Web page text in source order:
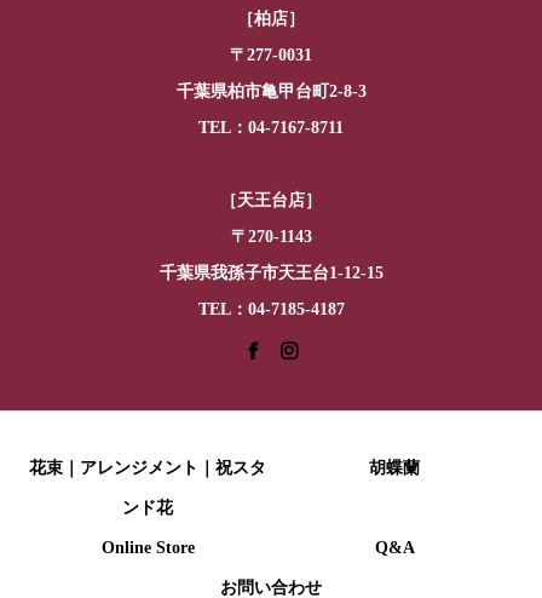
［柏店］
〒277-0031
千葉県柏市亀甲台町2-8-3
TEL：04-7167-8711
［天王台店］
〒270-1143
千葉県我孫子市天王台1-12-15
TEL：04-7185-4187
花束｜アレンジメント｜祝スタ
ンド花
胡蝶蘭
Online Store Q&A
お問い合わせ